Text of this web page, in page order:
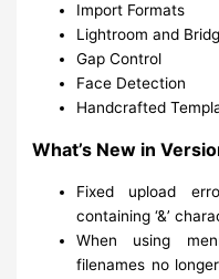
Import Formats
Lightroom and
Gap Control
Face Detection
Handcrafted
What’s New in
Fixed upload
containing ‘&’
When using
filenames no